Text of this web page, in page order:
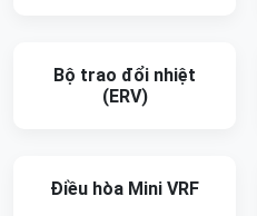
Bộ trao đổi nhiệt
(ERV)
Điều hòa Mini VRF